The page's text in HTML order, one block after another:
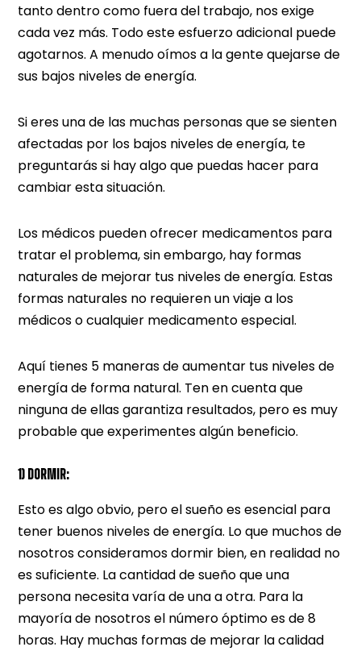
tanto dentro como fuera del trabajo, nos exige
cada vez más. Todo este esfuerzo adicional puede
agotarnos. A menudo oímos a la gente quejarse de
sus bajos niveles de energía.
Si eres una de las muchas personas que se sienten
afectadas por los bajos niveles de energía, te
preguntarás si hay algo que puedas hacer para
cambiar esta situación.
Los médicos pueden ofrecer medicamentos para
tratar el problema, sin embargo, hay formas
naturales de mejorar tus niveles de energía. Estas
formas naturales no requieren un viaje a los
médicos o cualquier medicamento especial.
Aquí tienes 5 maneras de aumentar tus niveles de
energía de forma natural. Ten en cuenta que
ninguna de ellas garantiza resultados, pero es muy
probable que experimentes algún beneficio.
1) DORMIR:
Esto es algo obvio, pero el sueño es esencial para
tener buenos niveles de energía. Lo que muchos de
nosotros consideramos dormir bien, en realidad no
es suficiente. La cantidad de sueño que una
persona necesita varía de una a otra. Para la
mayoría de nosotros el número óptimo es de 8
horas. Hay muchas formas de mejorar la calidad